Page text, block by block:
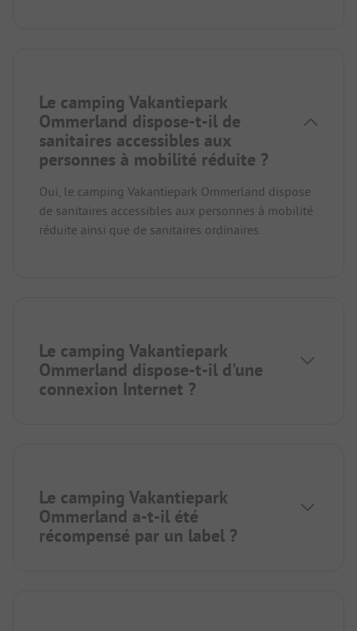
Le camping Vakantiepark
Ommerland dispose-t-il de
sanitaires accessibles aux
personnes à mobilité réduite ?
Oui, le camping Vakantiepark Ommerland dispose
de sanitaires accessibles aux personnes à mobilité
réduite ainsi que de sanitaires ordinaires.
Le camping Vakantiepark
Ommerland dispose-t-il d'une
connexion Internet ?
Le camping Vakantiepark
Ommerland a-t-il été
récompensé par un label ?